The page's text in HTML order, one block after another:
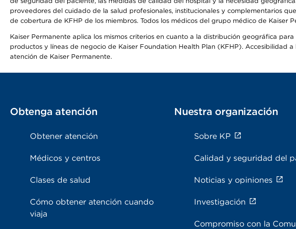
proveedores del cuidado de la salud profesionales, institucionales y complementarios
de cobertura de KFHP de los miembros. Todos los médicos del grupo médico de
Kaiser Permanente aplica los mismos criterios en cuanto a la distribución geográfica
productos y líneas de negocio de Kaiser Foundation Health Plan (KFHP). Accesibilidad
atención de Kaiser Permanente.
Obtenga atención
Obtener atención
Médicos y centros
Clases de salud
Cómo obtener atención cuando
viaja
Nuestra organización
Sobre KP
Calidad y seguridad del
Noticias y opiniones
Investigación
Compromiso con la